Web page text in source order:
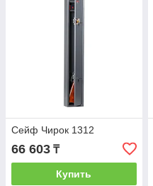
Сейф Чирок 1312
66 603 ₸
Купить